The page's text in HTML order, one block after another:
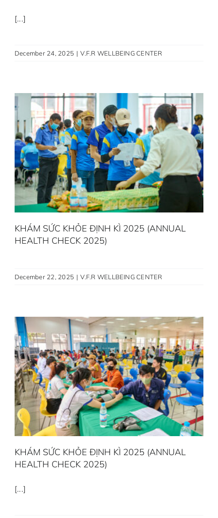
[...]
December 24, 2025 | V.F.R WELLBEING CENTER
KHÁM SỨC KHỎE ĐỊNH KÌ 2025 (ANNUAL
HEALTH CHECK 2025)
December 22, 2025 | V.F.R WELLBEING CENTER
KHÁM SỨC KHỎE ĐỊNH KÌ 2025 (ANNUAL
HEALTH CHECK 2025)
[...]